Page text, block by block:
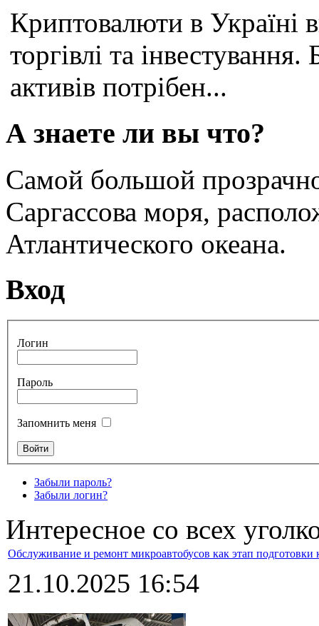
Криптовалюти в Україні
торгівлі та
активів потрібен...
А знаете ли вы что?
Самой большой
Саргассова моря,
Атлантического океана.
Вход
Логин
Пароль
Запомнить меня
Забыли пароль?
Забыли логин?
Интересное со всех
Обслуживание и ремонт микроавтобусов как этап
21.10.2025 16:54